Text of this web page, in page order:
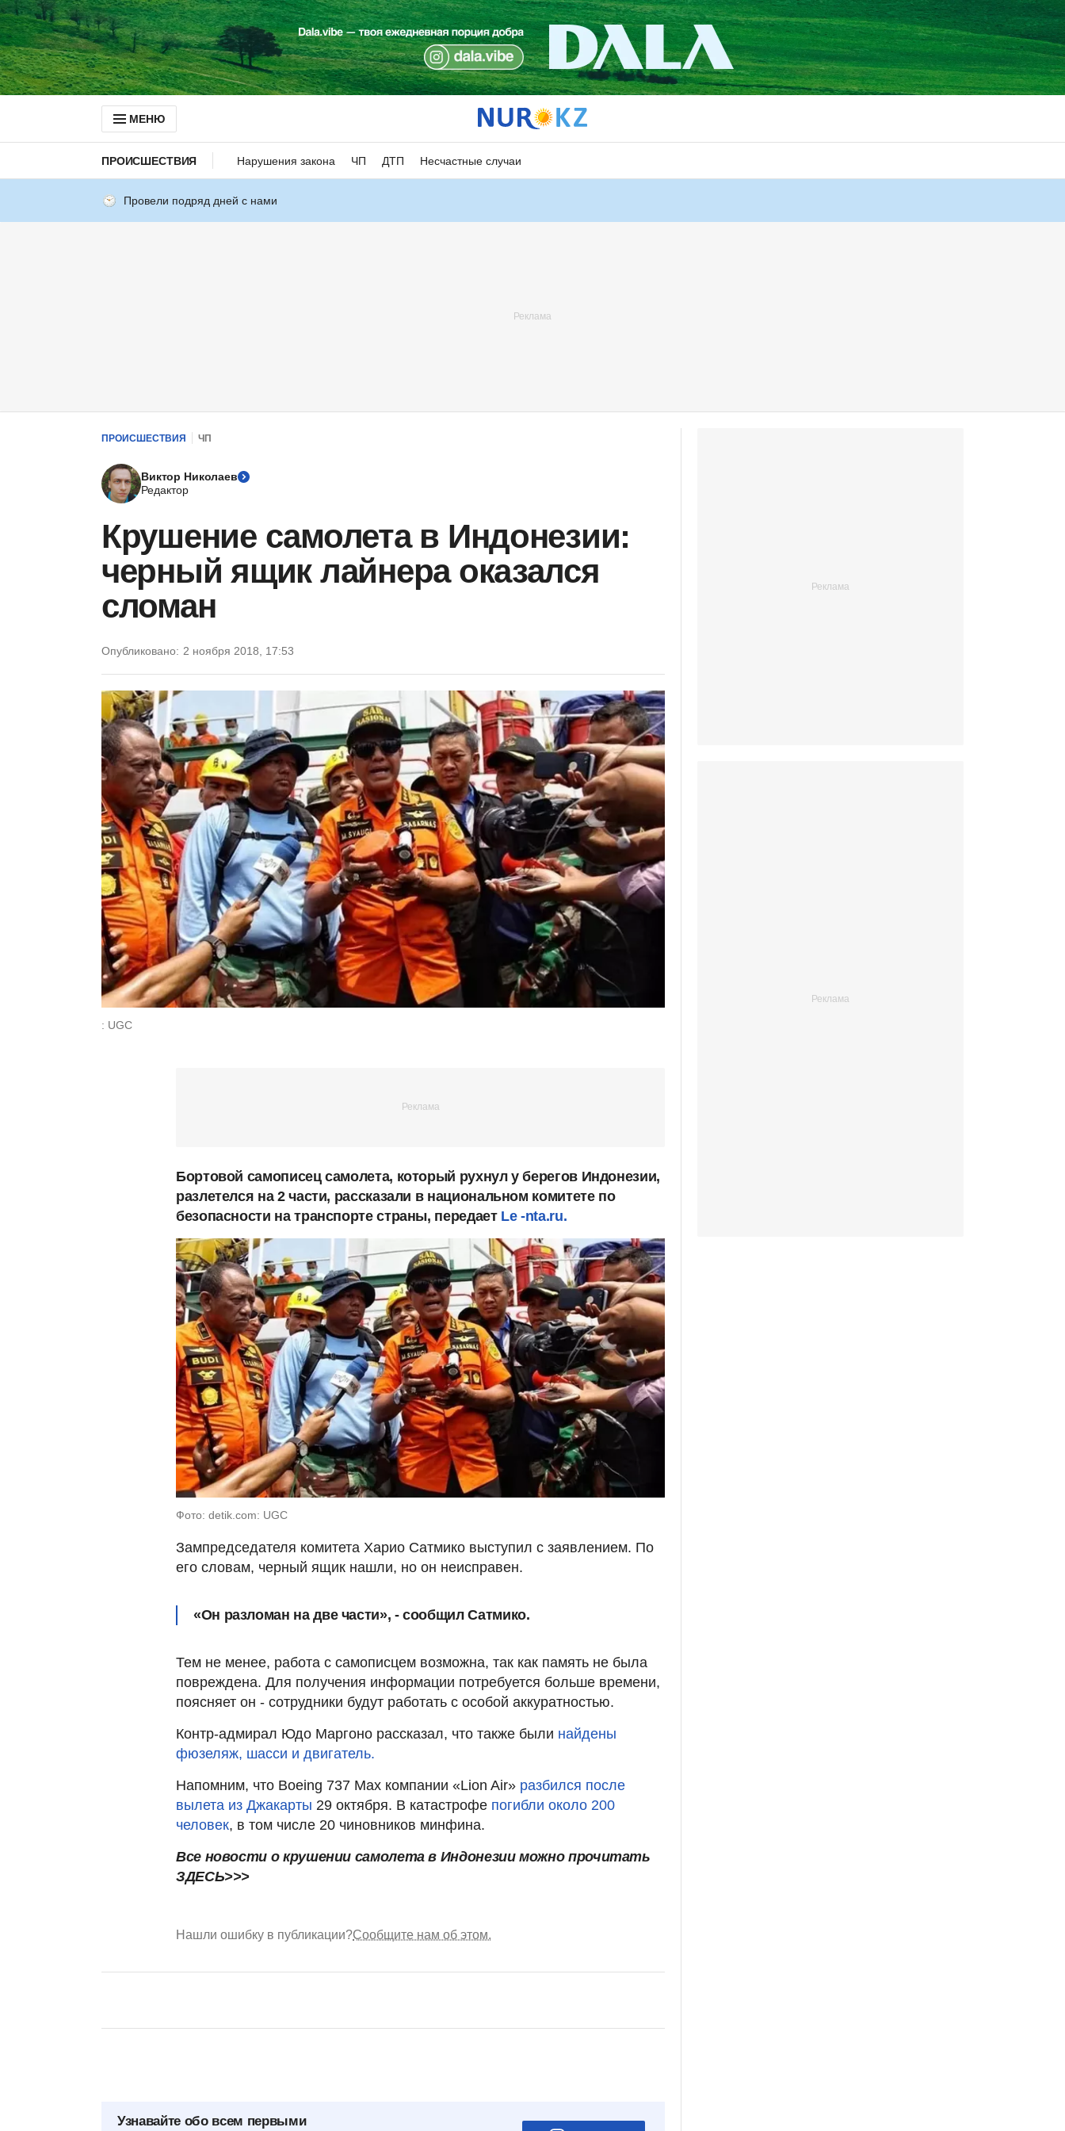
МЕНЮ
ПРОИСШЕСТВИЯ Нарушения закона ЧП ДТП Несчастные случаи
Провели подряд дней с нами
ПРОИСШЕСТВИЯ ЧП
Виктор Николаев
Редактор
Крушение самолета в Индонезии:
черный ящик лайнера оказался
сломан
Опубликовано: 2 ноября 2018, 17:53
: UGC
Бортовой самописец самолета, который рухнул у берегов Индонезии,
разлетелся на 2 части, рассказали в национальном комитете по
безопасности на транспорте страны, передает Le -nta.ru.
Фото: detik.com: UGC
Зампредседателя комитета Харио Сатмико выступил с заявлением. По
его словам, черный ящик нашли, но он неисправен.
«Он разломан на две части», - сообщил Сатмико.
Тем не менее, работа с самописцем возможна, так как память не была
повреждена. Для получения информации потребуется больше времени,
поясняет он - сотрудники будут работать с особой аккуратностью.
Контр-адмирал Юдо Маргоно рассказал, что также были найдены
фюзеляж, шасси и двигатель.
Напомним, что Boeing 737 Max компании «Lion Air» разбился после
вылета из Джакарты 29 октября. В катастрофе погибли около 200
человек, в том числе 20 чиновников минфина.
Все новости о крушении самолета в Индонезии можно прочитать
ЗДЕСЬ>>>
Нашли ошибку в публикации?Сообщите нам об этом.
Узнавайте обо всем первыми